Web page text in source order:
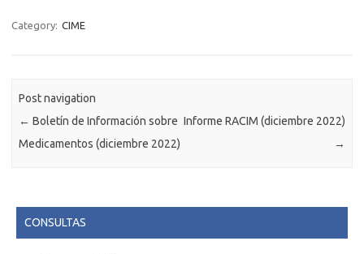
Category: CIME
Post navigation
← Boletín de Información sobre
Medicamentos (diciembre 2022)
Informe RACIM (diciembre 2022)
→
CONSULTAS